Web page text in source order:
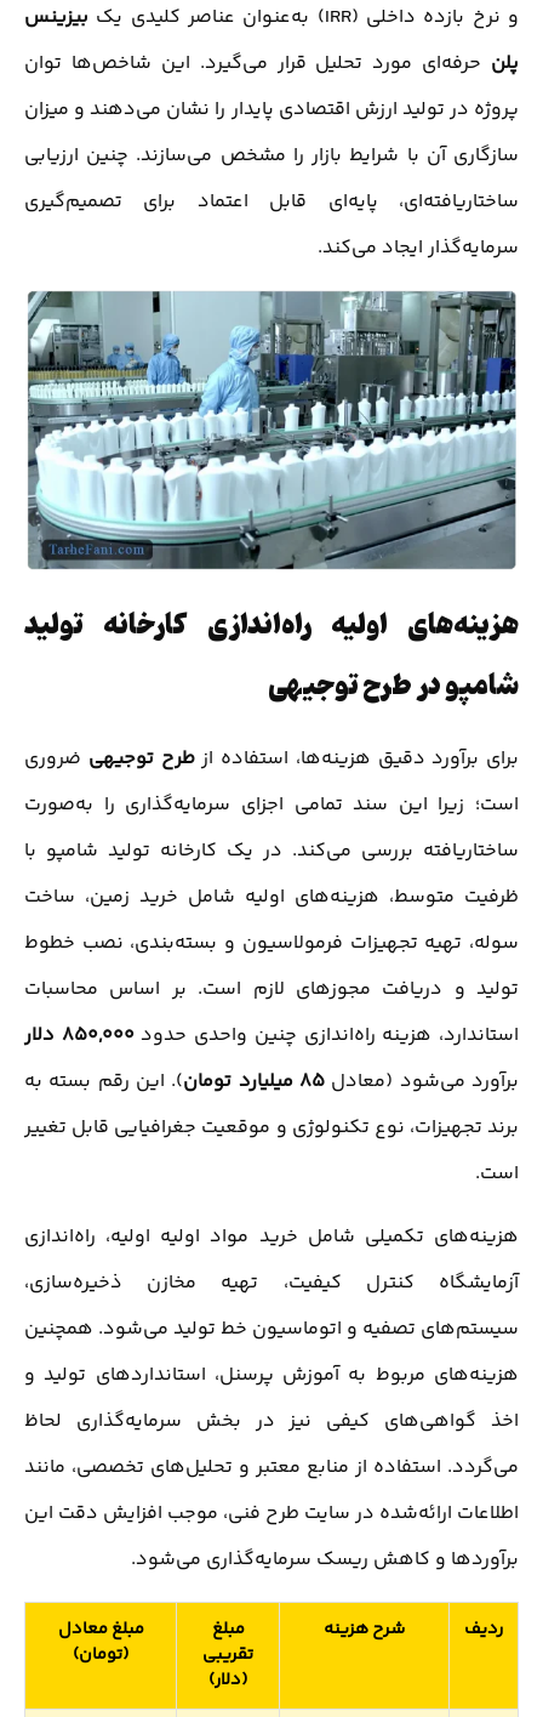
و نرخ بازده داخلی (IRR) به‌عنوان عناصر کلیدی یک
بیزینس
پلن حرفه‌ای مورد تحلیل قرار می‌گیرد. این شاخص‌ها توان
پروژه در تولید ارزش اقتصادی پایدار را نشان می‌دهند و میزان
سازگاری آن با شرایط بازار را مشخص می‌سازند. چنین ارزیابی
ساختاریافته‌ای، پایه‌ای قابل اعتماد برای تصمیم‌گیری
سرمایه‌گذار ایجاد می‌کند.
هزینه‌های اولیه راه‌اندازی کارخانه تولید
شامپو در طرح توجیهی
برای برآورد دقیق هزینه‌ها، استفاده ازطرح توجیهی ضروری
است؛ زیرا این سند تمامی اجزای سرمایه‌گذاری را به‌صورت
ساختاریافته بررسی می‌کند. در یک کارخانه تولید شامپو با
ظرفیت متوسط، هزینه‌های اولیه شامل خرید زمین، ساخت
سوله، تهیه تجهیزات فرمولاسیون و بسته‌بندی، نصب خطوط
تولید و دریافت مجوزهای لازم است. بر اساس محاسبات
استاندارد، هزینه راه‌اندازی چنین واحدی حدود850,000 دلار
برآورد می‌شود (معادل 85 میلیارد تومان
). این رقم بسته به
برند تجهیزات، نوع تکنولوژی و موقعیت جغرافیایی قابل تغییر
است.
هزینه‌های تکمیلی شامل خرید مواد اولیه اولیه، راه‌اندازی
آزمایشگاه کنترل کیفیت، تهیه مخازن ذخیره‌سازی،
سیستم‌های تصفیه و اتوماسیون خط تولید می‌شود. همچنین
هزینه‌های مربوط به آموزش پرسنل، استانداردهای تولید و
اخذ گواهی‌های کیفی نیز در بخش سرمایه‌گذاری لحاظ
می‌گردد. استفاده از منابع معتبر و تحلیل‌های تخصصی، مانند
اطلاعات ارائه‌شده در سایت طرح فنی، موجب افزایش دقت این
برآوردها و کاهش ریسک سرمایه‌گذاری می‌شود.
ردیف شرح هزینه
مبلغ
تقریبی
(دلار)
مبلغ معادل
(تومان)